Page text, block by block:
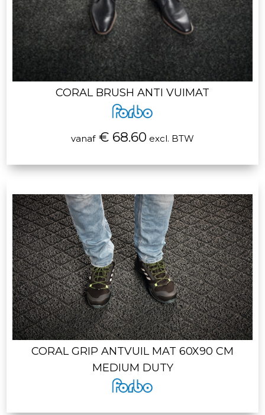
CORAL BRUSH ANTI VUIMAT
vanaf€ 68.60 excl. BTW
CORAL GRIP ANTVUIL MAT 60X90 CM
MEDIUM DUTY